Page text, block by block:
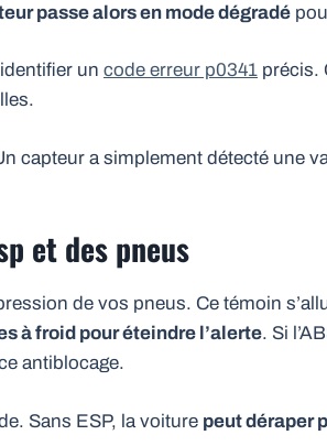
passe alors en mode dégradé
un code erreur p0341 précis.
capteur a simplement détecté une
et des pneus
de vos pneus. Ce témoin
à froid pour éteindre l’alerte. Si
antiblocage.
Sans ESP, la voiture peut déraper